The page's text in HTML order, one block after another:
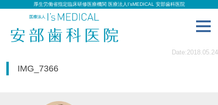
厚生労働省指定臨床研修医療機関 医療法人I’sMEDICAL 安部歯科医院
Date:2018.05.24
IMG_7366